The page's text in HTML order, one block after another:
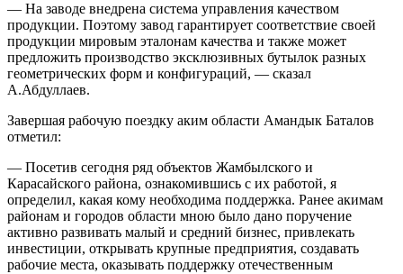
— На заводе внедрена система управления качеством
продукции. Поэтому завод гарантирует соответствие своей
продукции мировым эталонам качества и также может
предложить производство эксклюзивных бутылок разных
геометрических форм и конфигураций, — сказал
А.Абдуллаев.
Завершая рабочую поездку аким области Амандык Баталов
отметил:
— Посетив сегодня ряд объектов Жамбылского и
Карасайского района, ознакомившись с их работой, я
определил, какая кому необходима поддержка. Ранее акимам
районам и городов области мною было дано поручение
активно развивать малый и средний бизнес, привлекать
инвестиции, открывать крупные предприятия, создавать
рабочие места, оказывать поддержку отечественным